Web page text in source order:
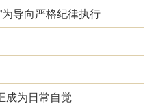
导向严格纪律执行
成为日常自觉